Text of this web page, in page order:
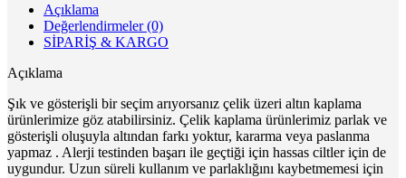
Açıklama
Değerlendirmeler (0)
SİPARİŞ & KARGO
Açıklama
Şık ve gösterişli bir seçim arıyorsanız çelik üzeri altın kaplama
ürünlerimize göz atabilirsiniz. Çelik kaplama ürünlerimiz parlak ve
gösterişli oluşuyla altından farkı yoktur, kararma veya paslanma
yapmaz . Alerji testinden başarı ile geçtiği için hassas ciltler için de
uygundur. Uzun süreli kullanım ve parlaklığını kaybetmemesi için